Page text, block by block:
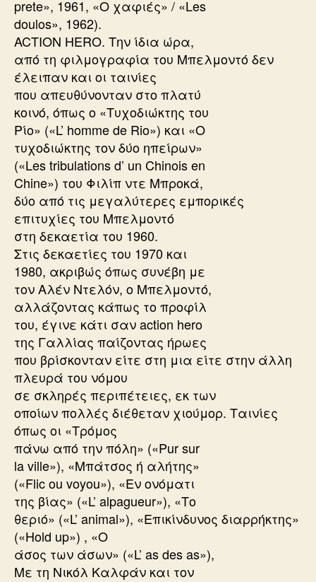
prete», 1961, «Ο χαφιές» / «Les
doulos», 1962).
ACTION HERO. Την ίδια ώρα,
από τη φιλμογραφία του Μπελμοντό δεν
έλειπαν και οι ταινίες
που απευθύνονταν στο πλατύ
κοινό, όπως ο «Τυχοδιώκτης του
Ρίο» («L’ homme de Rio») και «Ο
τυχοδιώκτης τον δύο ηπείρων»
(«Les tribulations d’ un Chinois en
Chine») του Φιλίπ ντε Μπροκά,
δύο από τις μεγαλύτερες εμπορικές
επιτυχίες του Μπελμοντό
στη δεκαετία του 1960.
Στις δεκαετίες του 1970 και
1980, ακριβώς όπως συνέβη με
τον Αλέν Ντελόν, ο Μπελμοντό,
αλλάζοντας κάπως το προφίλ
του, έγινε κάτι σαν action hero
της Γαλλίας παίζοντας ήρωες
που βρίσκονταν είτε στη μια είτε στην άλλη
πλευρά του νόμου
σε σκληρές περιπέτειες, εκ των
οποίων πολλές διέθεταν χιούμορ. Ταινίες
όπως οι «Τρόμος
πάνω από την πόλη» («Pur sur
la ville»), «Μπάτσος ή αλήτης»
(«Flic ou voyou»), «Εν ονόματι
της βίας» («L’ alpagueur»), «Το
θεριό» («L’ animal»), «Επικίνδυνος διαρρήκτης»
(«Hold up») , «Ο
άσος των άσων» («L’ as des as»),
Με τη Νικόλ Καλφάν και τον